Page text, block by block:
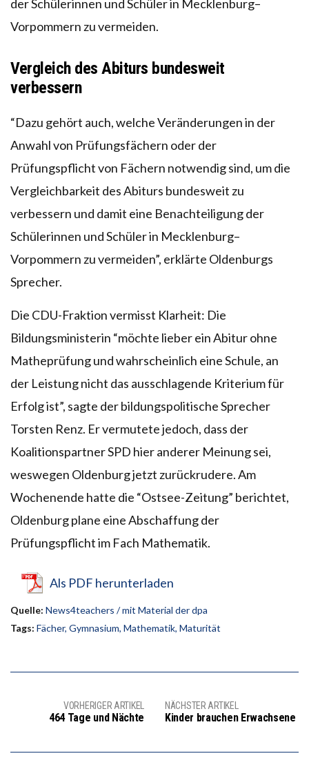
der Schülerinnen und Schüler in Mecklenburg–
Vorpommern zu vermeiden.
Vergleich des Abiturs bundesweit
verbessern
“Dazu gehört auch, welche Veränderungen in der
Anwahl von Prüfungsfächern oder der
Prüfungspflicht von Fächern notwendig sind, um die
Vergleichbarkeit des Abiturs bundesweit zu
verbessern und damit eine Benachteiligung der
Schülerinnen und Schüler in Mecklenburg–
Vorpommern zu vermeiden”, erklärte Oldenburgs
Sprecher.
Die CDU-Fraktion vermisst Klarheit: Die
Bildungsministerin “möchte lieber ein Abitur ohne
Matheprüfung und wahrscheinlich eine Schule, an
der Leistung nicht das ausschlagende Kriterium für
Erfolg ist”, sagte der bildungspolitische Sprecher
Torsten Renz. Er vermutete jedoch, dass der
Koalitionspartner SPD hier anderer Meinung sei,
weswegen Oldenburg jetzt zurückrudere. Am
Wochenende hatte die “Ostsee-Zeitung” berichtet,
Oldenburg plane eine Abschaffung der
Prüfungspflicht im Fach Mathematik.
Als PDF herunterladen
Quelle: News4teachers / mit Material der dpa
Tags: Fächer, Gymnasium, Mathematik, Maturität
VORHERIGER ARTIKEL
464 Tage und Nächte
NÄCHSTER ARTIKEL
Kinder brauchen Erwachsene